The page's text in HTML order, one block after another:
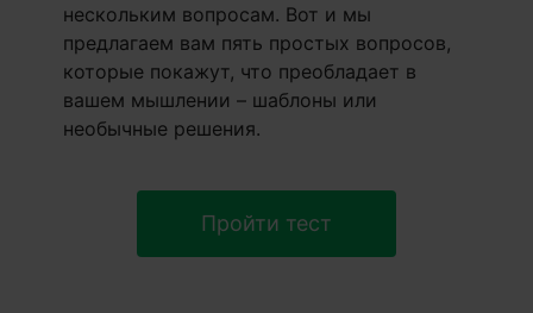
нескольким вопросам. Вот и мы
предлагаем вам пять простых вопросов,
которые покажут, что преобладает в
вашем мышлении – шаблоны или
необычные решения.
Пройти тест